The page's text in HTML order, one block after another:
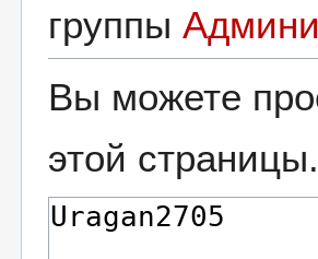
группы
Вы можете
этой страницы.